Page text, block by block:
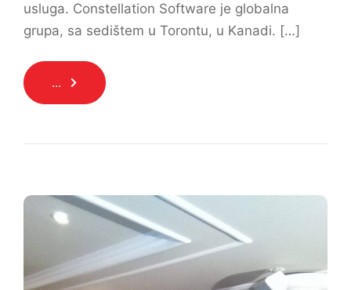
usluga. Constellation Software je globalna
grupa, sa sedištem u Torontu, u Kanadi. […]
...